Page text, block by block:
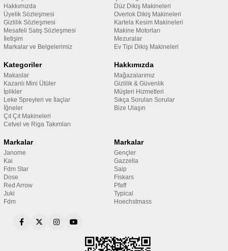
Hakkımızda
Üyelik Sözleşmesi
Gizlilik Sözleşmesi
Mesafeli Satış Sözleşmesi
İletişim
Markalar ve Belgelerimiz
Düz Dikiş Makineleri
Overlok Dikiş Makineleri
Kartela Kesim Makineleri
Makine Motorları
Mezuralar
Ev Tipi Dikiş Makineleri
Kategoriler
Makaslar
Kazanlı Mini Ütüler
İplikler
Leke Spreyleri ve İlaçlar
İğneler
Çıt Çıt Makineleri
Cetvel ve Riga Takımları
Hakkımızda
Mağazalarımız
Gizlilik & Güvenlik
Müşteri Hizmetleri
Sıkça Sorulan Sorular
Bize Ulaşın
Markalar
Janome
Kai
Fdm Star
Dose
Red Arrow
Juki
Fdm
Markalar
Gençler
Gazzella
Saip
Fiskars
Pfaff
Typical
Hoechstmass